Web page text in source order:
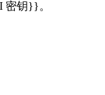
密钥}}。